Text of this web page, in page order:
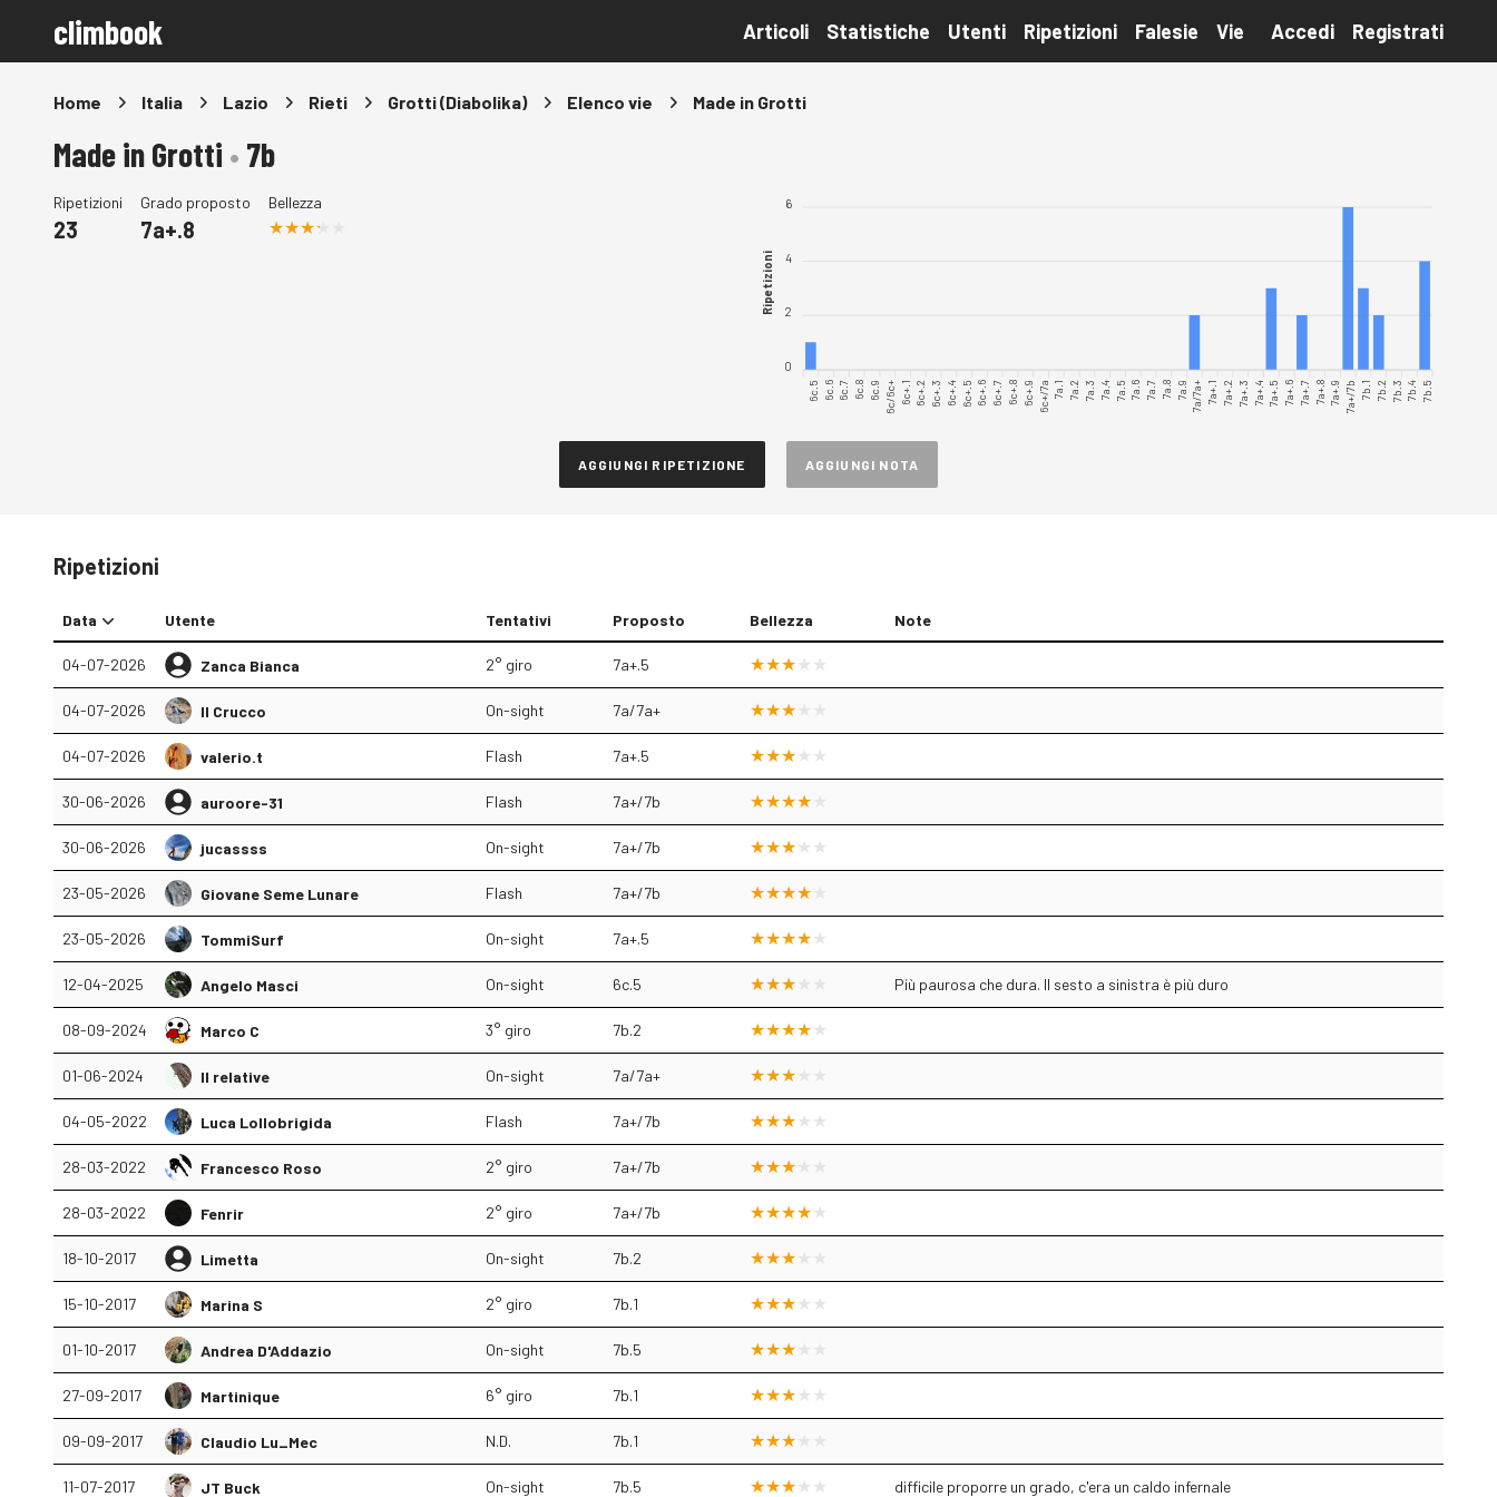
climbook Articoli Statistiche Utenti Ripetizioni Falesie Vie Accedi Registrati
Home Italia Lazio Rieti Grotti (Diabolika) Elenco vie Made in Grotti
Made in Grotti • 7b
Ripetizioni
23
Grado proposto
7a+.8
Bellezza 6
4
2
0
Ripetizioni
6c.5 6c.6 6c.7 6c.8 6c.9 6c/6c+ 6c+.1 6c+.2 6c+.3 6c+.4 6c+.5 6c+.6 6c+.7 6c+.8 6c+.9 6c+/7a 7a.1 7a.2 7a.3 7a.4 7a.5 7a.6 7a.7 7a.8 7a.9 7a/7a+ 7a+.1 7a+.2 7a+.3 7a+.4 7a+.5 7a+.6 7a+.7 7a+.8 7a+.9 7a+/7b 7b.1 7b.2 7b.3 7b.4 7b.5
AGGIUNGI RIPETIZIONE AGGIUNGI NOTA
Ripetizioni
Data Utente Tentativi Proposto Bellezza Note
04-07-2026 Zanca Bianca 2° giro 7a+.5
04-07-2026 Il Crucco On-sight 7a/7a+
04-07-2026 valerio.t Flash 7a+.5
30-06-2026 auroore-31 Flash 7a+/7b
30-06-2026 jucassss On-sight 7a+/7b
23-05-2026 Giovane Seme Lunare Flash 7a+/7b
23-05-2026 TommiSurf On-sight 7a+.5
12-04-2025 Angelo Masci On-sight 6c.5 Più paurosa che dura. Il sesto a sinistra è più duro
08-09-2024 Marco C 3° giro 7b.2
01-06-2024 Il relative On-sight 7a/7a+
04-05-2022 Luca Lollobrigida Flash 7a+/7b
28-03-2022 Francesco Roso 2° giro 7a+/7b
28-03-2022 Fenrir 2° giro 7a+/7b
18-10-2017 Limetta On-sight 7b.2
15-10-2017 Marina S 2° giro 7b.1
01-10-2017 Andrea D'Addazio On-sight 7b.5
27-09-2017 Martinique 6° giro 7b.1
09-09-2017 Claudio Lu_Mec N.D. 7b.1
11-07-2017 JT Buck On-sight 7b.5 difficile proporre un grado, c'era un caldo infernale